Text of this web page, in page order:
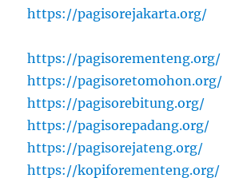
https://pagisorejakarta.org/
https://pagisorementeng.org/
https://pagisoretomohon.org/
https://pagisorebitung.org/
https://pagisorepadang.org/
https://pagisorejateng.org/
https://kopiforementeng.org/